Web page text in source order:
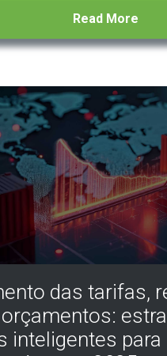
Read More
das tarifas,
inteligentes para